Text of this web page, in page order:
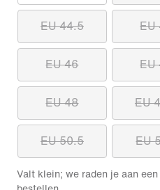
EU 44.5 EU
EU 46 EU
EU 48 EU
EU 50.5 EU
Valt klein; we raden je aan